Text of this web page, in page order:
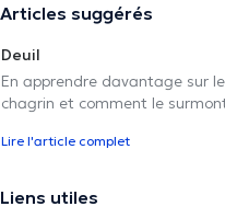
Articles suggérés
Deuil
En apprendre davantage sur
chagrin et comment le
Lire l'article complet
Liens utiles